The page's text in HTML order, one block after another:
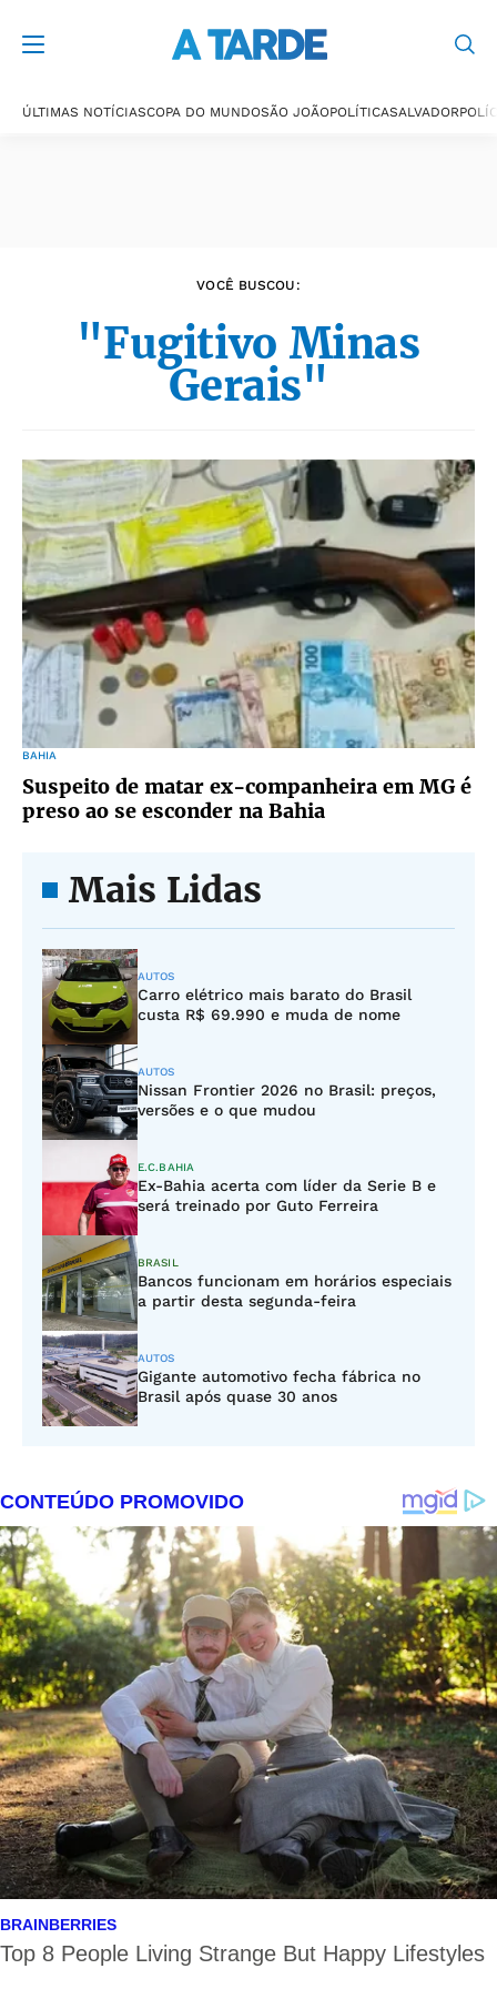
ÚLTIMAS NOTÍCIASCOPA DO MUNDOSÃO JOÃOPOLÍTICASALVADOR
VOCÊ BUSCOU:
"Fugitivo Minas
Gerais"
BAHIA
Suspeito de matar ex-companheira em MG é
preso ao se esconder na Bahia
Mais Lidas
AUTOS
Carro elétrico mais barato do Brasil
custa R$ 69.990 e muda de nome
AUTOS
Nissan Frontier 2026 no Brasil: preços,
versões e o que mudou
E.C.BAHIA
Ex-Bahia acerta com líder da Serie B e
será treinado por Guto Ferreira
BRASIL
Bancos funcionam em horários especiais
a partir desta segunda-feira
AUTOS
Gigante automotivo fecha fábrica no
Brasil após quase 30 anos